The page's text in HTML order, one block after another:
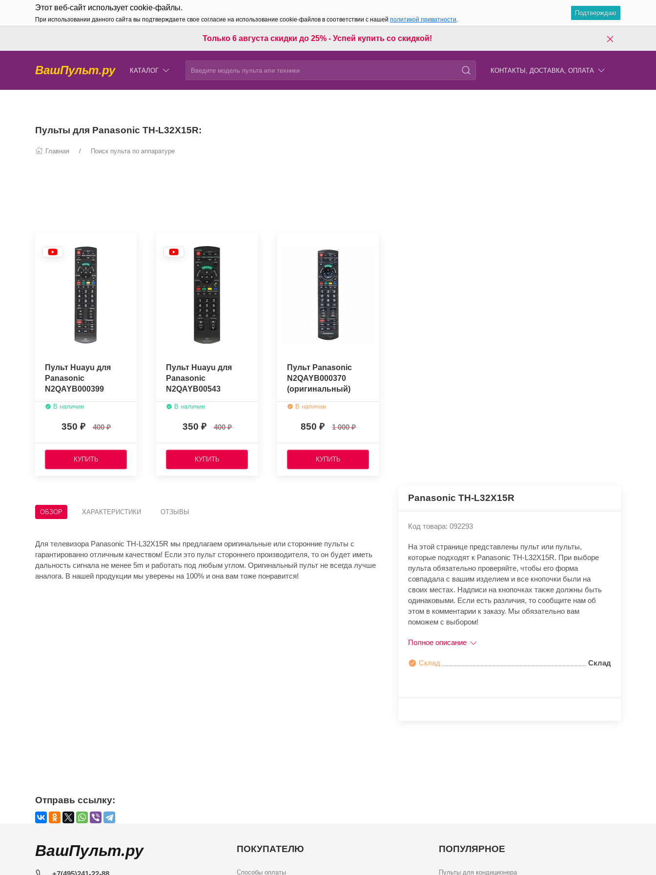
Этот веб-сайт использует cookie-файлы.
При использовании данного сайта вы подтверждаете свое согласие на использование cookie-файлов в соответствии с нашей политикой приватности.
Подтверждаю
Только 6 августа скидки до 25% - Успей купить со скидкой!
ВашПульт.ру КАТАЛОГ КОНТАКТЫ, ДОСТАВКА, ОПЛАТА
Пульты для Panasonic TH-L32X15R:
Главная Поиск пульта по аппаратуре
Пульт Huayu для
Panasonic
N2QAYB000399
В наличии
350 400
КУПИТЬ
Пульт Huayu для
Panasonic
N2QAYB00543
В наличии
350 400
КУПИТЬ
Пульт Panasonic
N2QAYB000370
(оригинальный)
В наличии
850 1 000
КУПИТЬ
ОБЗОР ХАРАКТЕРИСТИКИ ОТЗЫВЫ
Для телевизора Panasonic TH-L32X15R мы предлагаем оригинальные или сторонние пульты с
гарантированно отличным качеством! Если это пульт стороннего производителя, то он будет иметь
дальность сигнала не менее 5m и работать под любым углом. Оригинальный пульт не всегда лучше
аналога. В нашей продукции мы уверены на 100% и она вам тоже понравится!
Panasonic TH-L32X15R
Код товара: 092293
На этой странице представлены пульт или пульты,
которые подходят к Panasonic TH-L32X15R. При выборе
пульта обязательно проверяйте, чтобы его форма
совпадала с вашим изделием и все кнопочки были на
своих местах. Надписи на кнопочках также должны быть
одинаковыми. Если есть различия, то сообщите нам об
этом в комментарии к заказу. Мы обязательно вам
поможем с выбором!
Полное описание
Склад Склад
Отправь ссылку:
ВашПульт.ру ПОКУПАТЕЛЮ
Способы оплаты
ПОПУЛЯРНОЕ
Пульты для кондиционера